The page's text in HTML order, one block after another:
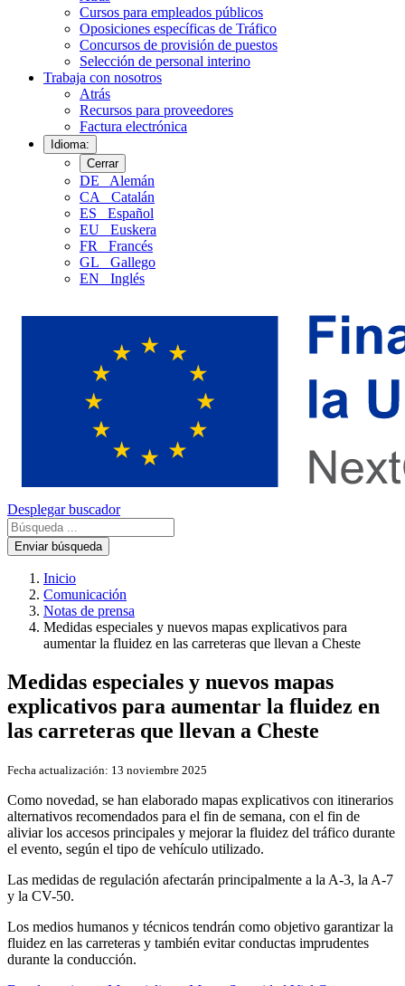
Cursos para empleados públicos
Oposiciones específicas de Tráfico
Concursos de provisión de puestos
Selección de personal interino
Trabaja con nosotros
Atrás
Recursos para proveedores
Factura electrónica
Idioma:
Cerrar
DE
Alemán
CA
Catalán
ES
Español
EU
Euskera
FR
Francés
GL
Gallego
EN
Inglés
Desplegar buscador
Enviar búsqueda
Inicio
Comunicación
Notas de prensa
Medidas especiales y nuevos mapas explicativos para
aumentar la fluidez en las carreteras que llevan a Cheste
Medidas especiales y nuevos mapas
explicativos para aumentar la fluidez en
las carreteras que llevan a Cheste
Fecha actualización: 13 noviembre 2025
Como novedad, se han elaborado mapas explicativos con itinerarios
alternativos recomendados para el fin de semana, con el fin de
aliviar los accesos principales y mejorar la fluidez del tráfico durante
el evento, según el tipo de vehículo utilizado.
Las medidas de regulación afectarán principalmente a la A-3, la A-7
y la CV-50.
Los medios humanos y técnicos tendrán como objetivo garantizar la
fluidez en las carreteras y también evitar conductas imprudentes
durante la conducción.